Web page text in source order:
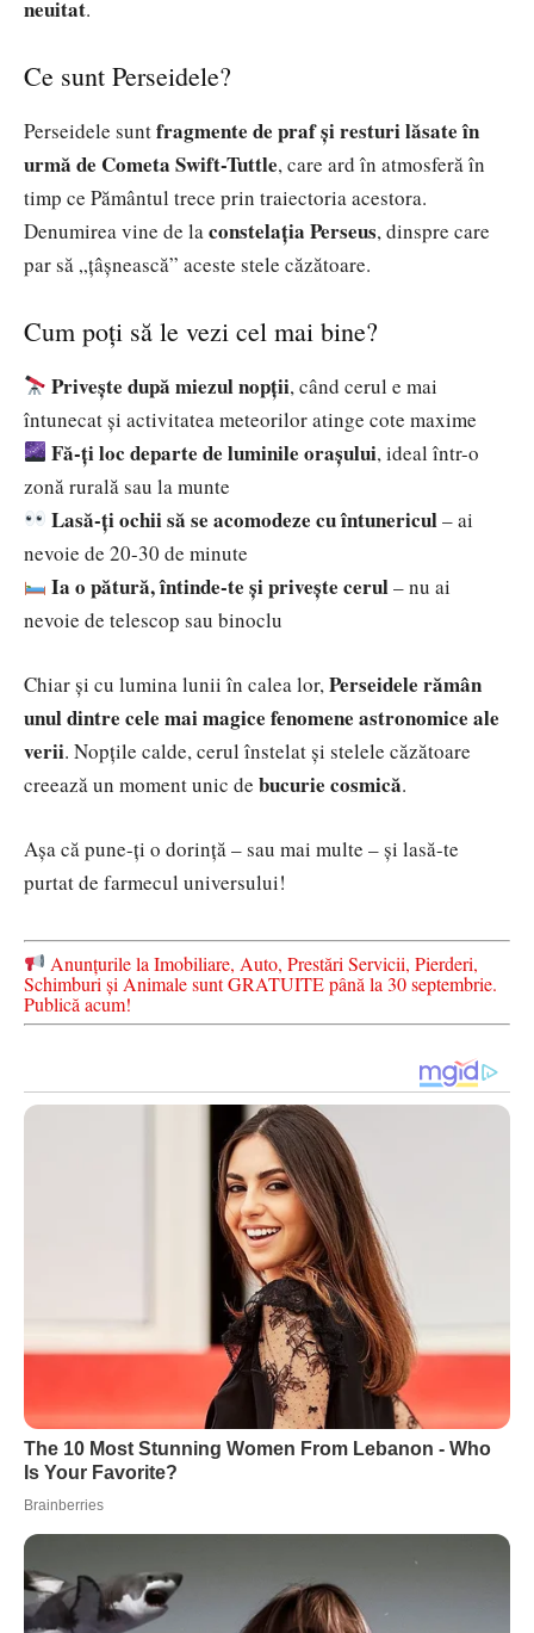
neuitat.
Ce sunt Perseidele?
Perseidele suntfragmente de praf și resturi lăsate în
urmă de Cometa Swift-Tuttle, care ard în atmosferă în
timp ce Pământul trece prin traiectoria acestora.
Denumirea vine de laconstelația Perseus, dinspre care
par să „țâșnească” aceste stele căzătoare.
Cum poți să le vezi cel mai bine?
Privește după miezul nopții, când cerul e mai
întunecat și activitatea meteorilor atinge cote maxime
Fă-ți loc departe de luminile orașului, ideal într-o
zonă rurală sau la munte
Lasă-ți ochii să se acomodeze cu întunericul– ai
nevoie de 20-30 de minute
Ia o pătură, întinde-te și privește cerul– nu ai
nevoie de telescop sau binoclu
Chiar și cu lumina lunii în calea lor,Perseidele rămân
unul dintre cele mai magice fenomene astronomice ale
verii. Nopțile calde, cerul înstelat și stelele căzătoare
creează un moment unic de bucurie cosmică.
Așa că pune-ți o dorință – sau mai multe – și lasă-te
purtat de farmecul universului!
Anunțurile la Imobiliare, Auto, Prestări Servicii, Pierderi,
Schimburi și Animale sunt GRATUITE până la 30 septembrie.
Publică acum!